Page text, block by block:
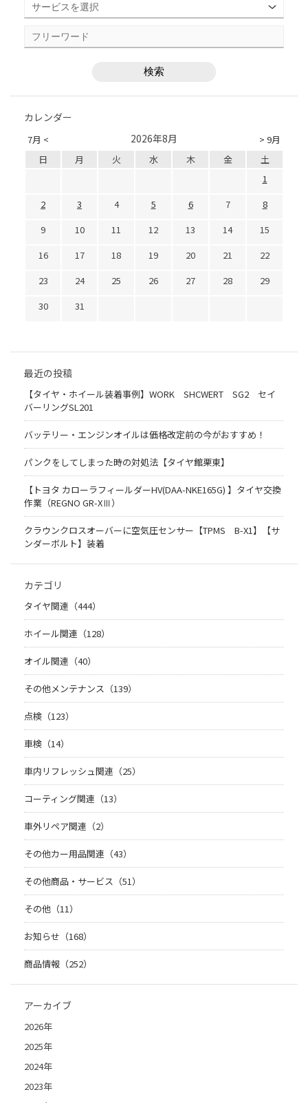
カレンダー
7月 < > 9月
2026年8月
日 月 火 水 木 金
土
1
2
3 4 5 6 7
8
9
10 11 12 13 14
15
16
17 18 19 20 21
22
23
24 25 26 27 28
29
30
31
最近の投稿
【タイヤ・ホイール装着事例】WORK SHCWERT SG2 セイ
バーリングSL201
バッテリー・エンジンオイルは価格改定前の今がおすすめ！
パンクをしてしまった時の対処法【タイヤ館栗東】
【トヨタ カローラフィールダーHV(DAA-NKE165G) 】タイヤ交換
作業（REGNO GR-XⅢ）
クラウンクロスオーバーに空気圧センサー【TPMS B-X1】【サ
ンダーボルト】装着
カテゴリ
タイヤ関連（444）
ホイール関連（128）
オイル関連（40）
その他メンテナンス（139）
点検（123）
車検（14）
車内リフレッシュ関連（25）
コーティング関連（13）
車外リペア関連（2）
その他カー用品関連（43）
その他商品・サービス（51）
その他（11）
お知らせ（168）
商品情報（252）
アーカイブ
2026年
2025年
2024年
2023年